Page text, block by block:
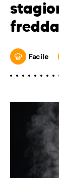
fredda
Facile